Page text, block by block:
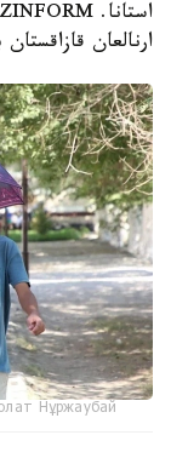
ارنالعان
Нұржаубай